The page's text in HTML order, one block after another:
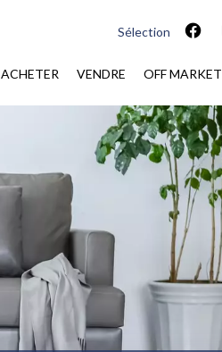
Sélection
ACHETER VENDRE OFF MARKET